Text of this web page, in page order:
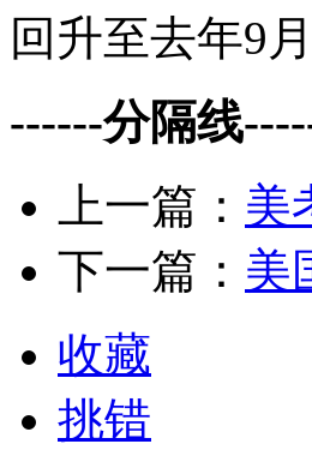
回升至去年9
------分隔线
上一篇： 美
下一篇： 美
收藏
挑错